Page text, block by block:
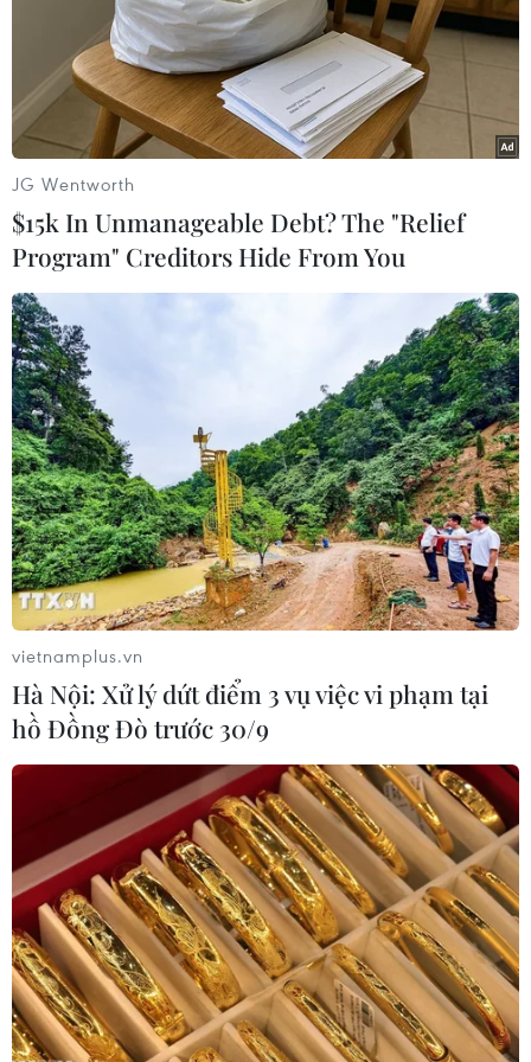
Vàng nhẫn ổn định, thương hiệu SJC giảm
thêm 200.000 đồng mỗi lượng
11/04/2024 02:16
Giá vàng SJC tiếp tục được các doanh nghiệp điều
chỉnh thêm 200.000 đồng mỗi lượng phiên mở cửa
sáng 11/4 trong khi giá vàng nhẫn tại Công ty Bảo Tín
Minh Châu giữ ổn định.
Giá vàng trong nước đồng loạt tăng, vàng
nhẫn vượt qua mốc 77 triệu đồng
10/04/2024 07:13
JG Wentworth
$15k In Unmanageable Debt? The "Relief
Program" Creditors Hide From You
vietnamplus.vn
Hà Nội: Xử lý dứt điểm 3 vụ việc vi phạm tại
hồ Đồng Đò trước 30/9